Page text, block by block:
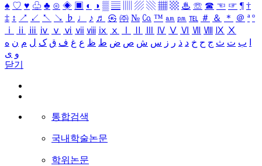
♠ ♡ ♥ ♧ ♣ ⊙ ◈ ▣ ◐ ◑ ▒ ▤ ▨ ▧ ▦ ▩ ♨ ☏ ☎ ☜ ☞ ¶ †
‡ ↕ ↗ ↙ ↖ ↘ ♭ ♩ ♪ ♬ ㉿ ㈜ № ㏇ ™ ㏂ ㏘ ℡ ＃ ＆ ＊ ＠ ª º
ⅰ
ⅱ ⅲ ⅳ ⅴ ⅵ ⅶ ⅷ ⅸ ⅹ Ⅳ Ⅴ Ⅵ Ⅶ Ⅷ Ⅸ Ⅹ
ب ت ث ج ح خ د ذ ر ز س ش ص ض ط ظ ع غ ف ق ک ل م ن ه
و ی
닫기
통합검색
국내학술논문
학위논문